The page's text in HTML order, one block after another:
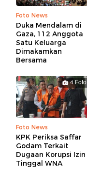
Foto News
Duka Mendalam di
Gaza, 112 Anggota
Satu Keluarga
Dimakamkan
Bersama
4 Foto
Foto News
KPK Periksa Saffar
Godam Terkait
Dugaan Korupsi Izin
Tinggal WNA